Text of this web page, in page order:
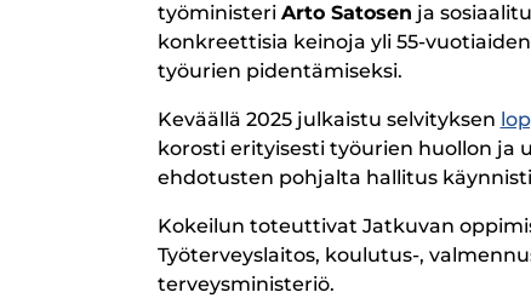
työministeri Arto Satosen ja
konkreettisia keinoja yli 55-
työurien pidentämiseksi.
Keväällä 2025 julkaistu selvityksen
korosti erityisesti työurien huollon ja
ehdotusten pohjalta hallitus
Kokeilun toteuttivat Jatkuvan
Työterveyslaitos, koulutus-,
terveysministeriö.